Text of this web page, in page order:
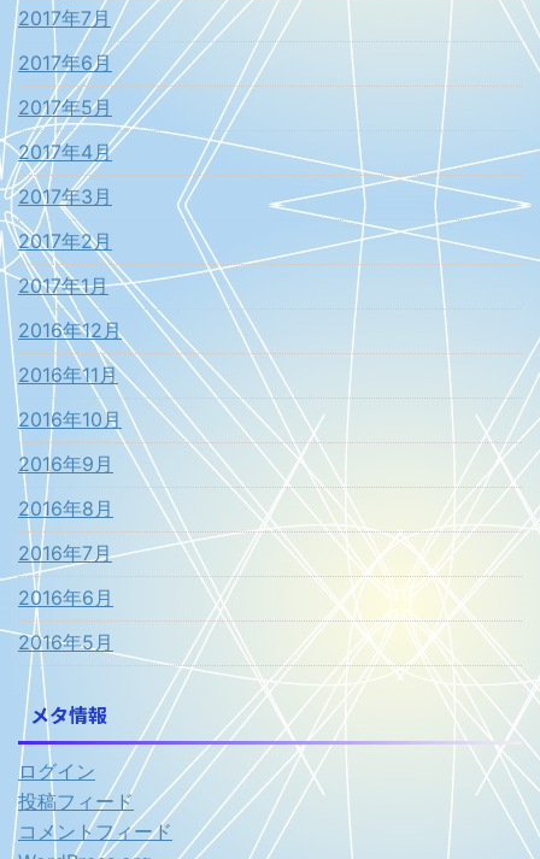
2017年7月
2017年6月
2017年5月
2017年4月
2017年3月
2017年2月
2017年1月
2016年12月
2016年11月
2016年10月
2016年9月
2016年8月
2016年7月
2016年6月
2016年5月
メタ情報
ログイン
投稿フィード
コメントフィード